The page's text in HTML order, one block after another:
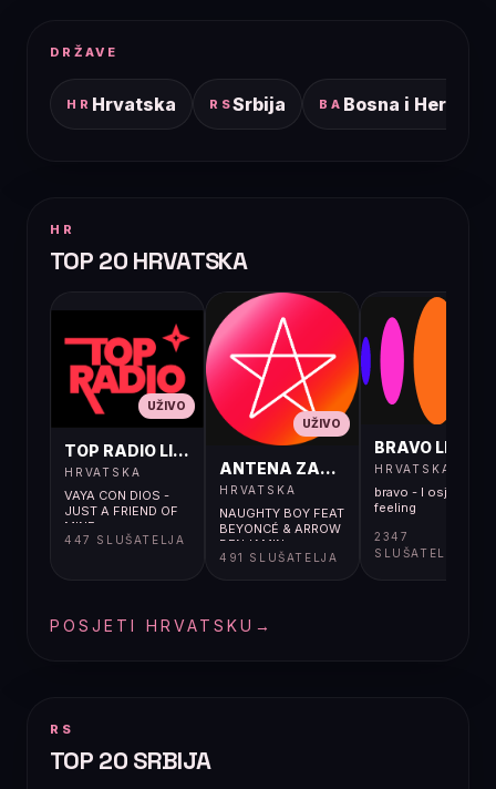
DRŽAVE
HR Hrvatska RSSrbija BA Bosna i
HR
TOP 20 HRVATSKA
UŽIVO
TOP RADIO LIVE
HRVATSKA
VAYA CON DIOS -
JUST A FRIEND OF
MINE
447 SLUŠATELJA
UŽIVO
ANTENA ZAGREB LIVE
HRVATSKA
NAUGHTY BOY FEAT
BEYONCÉ & ARROW
BENJAMIN -
RUNNIN’ (LOSE IT
491 SLUŠATELJA
BRAVO LIVE
HRVATSKA
bravo - I osjećaj i
feeling
2347
SLUŠATELJA
POSJETI HRVATSKU →
RS
TOP 20 SRBIJA